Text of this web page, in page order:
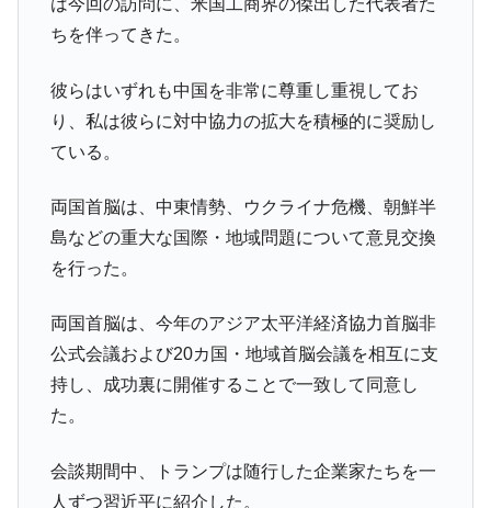
は今回の訪問に、米国工商界の傑出した代表者た
ちを伴ってきた。
彼らはいずれも中国を非常に尊重し重視してお
り、私は彼らに対中協力の拡大を積極的に奨励し
ている。
両国首脳は、中東情勢、ウクライナ危機、朝鮮半
島などの重大な国際・地域問題について意見交換
を行った。
両国首脳は、今年のアジア太平洋経済協力首脳非
公式会議および20カ国・地域首脳会議を相互に支
持し、成功裏に開催することで一致して同意し
た。
会談期間中、トランプは随行した企業家たちを一
人ずつ習近平に紹介した。